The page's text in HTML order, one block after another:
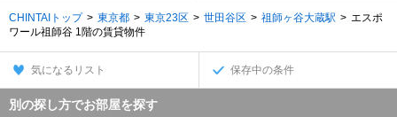
CHINTAIトップ 東京都 東京23区 世田谷区 祖師ヶ谷大蔵駅
エスポ
ワール祖師谷 1階の賃貸物件
気になるリスト 保存中の条件
別の探し方でお部屋を探す